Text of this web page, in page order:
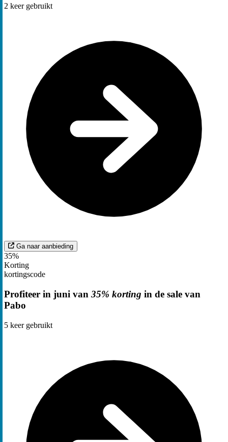
2 keer gebruikt
Ga naar aanbieding
35%
Korting
kortingscode
Profiteer in juni van 35% korting in de sale van
Pabo
5 keer gebruikt